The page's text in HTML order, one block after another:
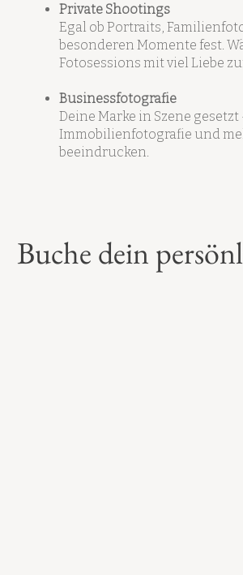
Private Shootings
Egal ob Portraits,
besonderen Momente fest.
Fotosessions mit viel Liebe
Businessfotografie
Deine Marke in Szene
Immobilienfotografie und
beeindrucken.
Buche dein